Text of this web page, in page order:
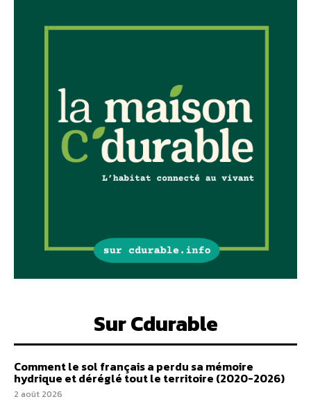
Sur Cdurable
Comment le sol français a perdu sa mémoire
hydrique et déréglé tout le territoire (2020-2026)
2 août 2026